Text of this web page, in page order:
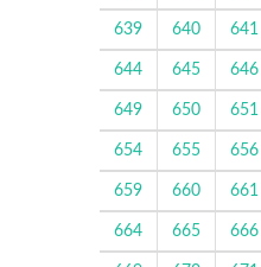
639 640 641
644 645 646
649 650 651
654 655 656
659 660 661
664 665 666